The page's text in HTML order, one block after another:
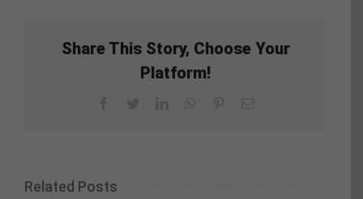
Share This Story, Choose Your
Platform!
Related Posts